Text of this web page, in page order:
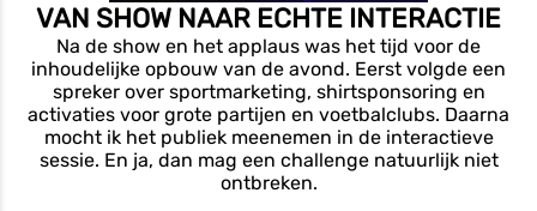
VAN SHOW NAAR ECHTE INTERACTIE
Na de show en het applaus was het tijd voor de
inhoudelijke opbouw van de avond. Eerst volgde een
spreker over sportmarketing, shirtsponsoring en
activaties voor grote partijen en voetbalclubs. Daarna
mocht ik het publiek meenemen in de interactieve
sessie. En ja, dan mag een challenge natuurlijk niet
ontbreken.